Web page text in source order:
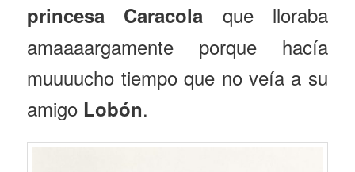
princesa Caracola que lloraba
amaaaargamente porque hacía
muuuucho tiempo que no veía a su
amigo Lobón.